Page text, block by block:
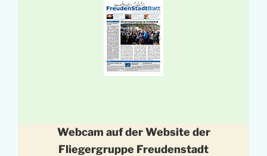
Webcam auf der Website der
Fliegergruppe Freudenstadt